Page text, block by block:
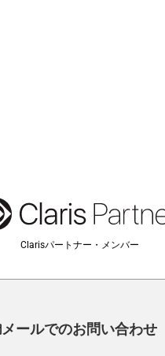
Clarisパートナー・メンバー
メールでのお問い合わせ